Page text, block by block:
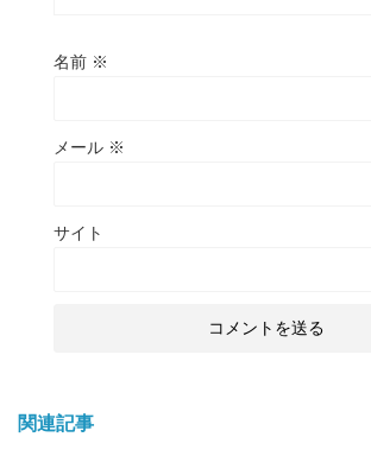
名前 ※
メール ※
サイト
関連記事